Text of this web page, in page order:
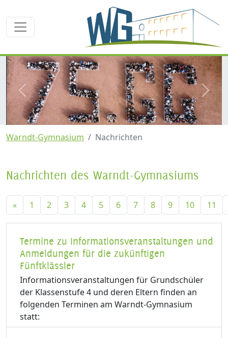
zurück
Warndt-Gymnasium Nachrichten
Nachrichten des Warndt-Gymnasiums
« 1 2 3 4 5 6 7 8 9 10 11
Termine zu Informationsveranstaltungen und
Anmeldungen für die zukünftigen
Fünftklässler
Informationsveranstaltungen für Grundschüler
der Klassenstufe 4 und deren Eltern finden an
folgenden Terminen am Warndt-Gymnasium
statt: